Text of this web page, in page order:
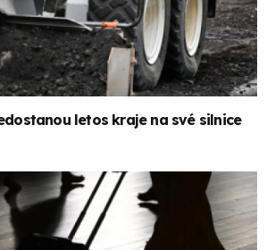
letos kraje na své silnice